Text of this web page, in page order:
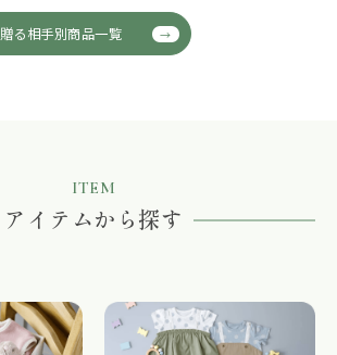
贈る相手別商品一覧
ITEM
アイテムから探す